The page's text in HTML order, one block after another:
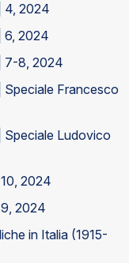
4, 2024
6, 2024
7-8, 2024
Speciale Francesco
Speciale Ludovico
2024
2024
in Italia (1915-